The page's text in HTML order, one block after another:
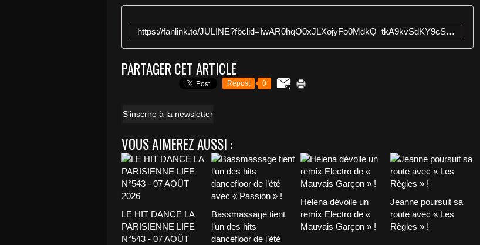
https://fanlink.to/JULINE?fbclid=IwAR0hqO0xJLXojyFo0MdkQ_tkA9kvSdKY9cSs07WzMC6uBVZwI9exnsWRdw4
PARTAGER CET ARTICLE
Repost 0
S'inscrire à la newsletter
VOUS AIMEREZ AUSSI :
LE HIT DANCE LA
PARISIENNE LIFE
N°543 - 07 AOÛT
Bassmassage tient
l’un des hits
dancefloor de l’été
Helena dévoile un
remix Electro de «
Mauvais Garçon » !
Jeanne poursuit sa
route avec « Les
Règles » !